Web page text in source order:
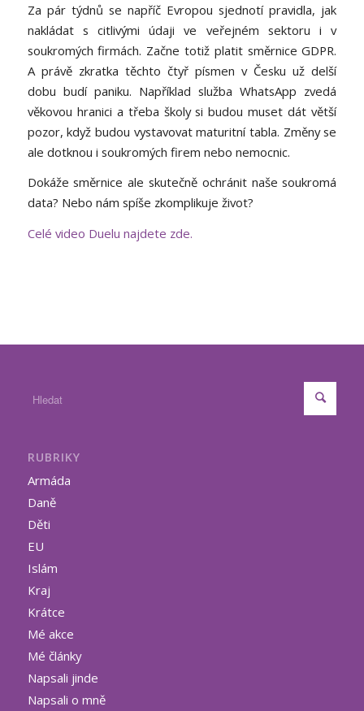
Za pár týdnů se napříč Evropou sjednotí pravidla, jak
nakládat s citlivými údaji ve veřejném sektoru i v
soukromých firmách. Začne totiž platit směrnice GDPR.
A právě zkratka těchto čtyř písmen v Česku už delší
dobu budí paniku. Například služba WhatsApp zvedá
věkovou hranici a třeba školy si budou muset dát větší
pozor, když budou vystavovat maturitní tabla. Změny se
ale dotknou i soukromých firem nebo nemocnic.
Dokáže směrnice ale skutečně ochránit naše soukromá
data? Nebo nám spíše zkomplikuje život?
Celé video Duelu najdete zde.
RUBRIKY
Armáda
Daně
Děti
EU
Islám
Kraj
Krátce
Mé akce
Mé články
Napsali jinde
Napsali o mně